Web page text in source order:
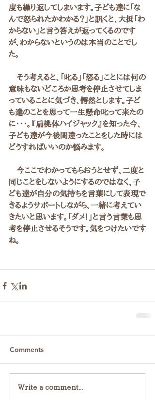
度も繰り返してしまいます。子ども達に「な
んで怒られたかわかる？」と訊くと、大抵「わ
からない」と言う答えが返ってくるのです
が、わからないというのは本当のことでし
た。
そう考えると、「叱る」「怒る」ことには何の
意味もないどころか思考を停止させてしま
っていることに気づき、愕然とします。子ど
も達のことを思って一生懸命叱って来たの
に・・・。『扁桃体ハイジャック』を知った今、
子ども達が今後間違ったことをした時には
どうすればいいのか悩みます。
今ここでわかってもらおうとせず、二度と
同じことをしないようにするのではなく、子
ども達が自分の気持ちを言葉にして表現で
きるようサポートしながら、一緒に考えてい
きたいと思います。「ダメ！」と言う言葉も思
考を停止させるそうです。気をつけたいです
ね。
Comments
Write a comment...